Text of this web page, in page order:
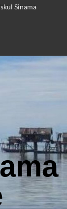
Sinama